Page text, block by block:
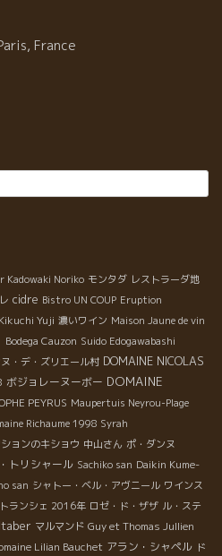
年は爽やかなビンテージ。
ージだよ！』 Blanc 2014＊白
Roussanne) ルサンヌをマセ
レンド。 熟成：2/3フードルで、
で長く続く後味・フレッシュ！
Carignan 25%) カリニャンをマ
(Grenache 90%, Counoise
さ・クノワーズが出す野性感・で
・より女性的。 ちょっと豪華な
2014 ＊ボーム・ド・ヴニーズ
15%) 熟成：1/2フードルで、1/2
・14,5°もあるのに酸味がキリッ
お肉と一緒に是非！！ Cave
ザルグ 続いては、いつも笑顔で
＊カーヴ・デステザルグの
France
Kadowaki Noriko モンタダ レストラーダ地
cidre Bistro UN COUP Eruption
Yuji 濃いワイン Maison Jaune de vin
Bodega Cauzon Suido Edogawabashi
・デ・ズリエール村 DOMAINE NICOLAS
ボジョレーヌーボー DOMAINE
PEYRUS Maupertuis Neyrou-Plage
Richaume 1998 Syrah
ョンのキショウ 中山さん ポ・ダンヌ
トリシャール Sachiko san Daikin Kume-
san シャトー・ベル・アヴニール ワインス
ランシェ 2016年 ロゼ・ド・ザザ ル・ステ
マルマンド Guy et Thomas Jullien
Lilian Bauchet アラン・シャペル ド